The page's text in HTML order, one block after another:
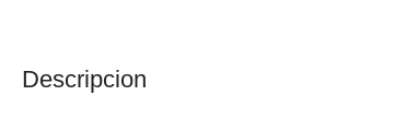
Descripcion